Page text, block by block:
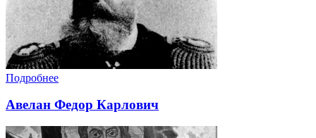
Подробнее
Авелан Федор Карлович